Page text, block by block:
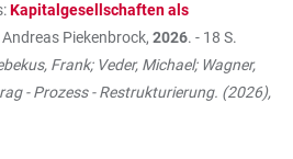
Kapitalgesellschaften als
Piekenbrock, 2026. - 18 S.
Frank; Veder, Michael; Wagner,
- Prozess - Restrukturierung. (2026),